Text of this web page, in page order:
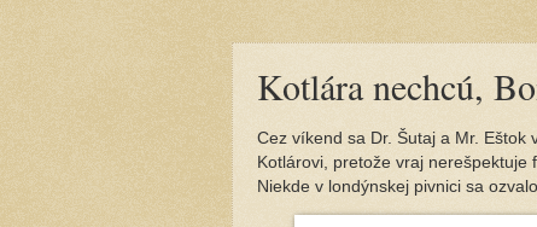
Kotlára nechcú,
Cez víkend sa Dr. Šutaj a Mr.
Kotlárovi, pretože vraj
Niekde v londýnskej pivnici sa